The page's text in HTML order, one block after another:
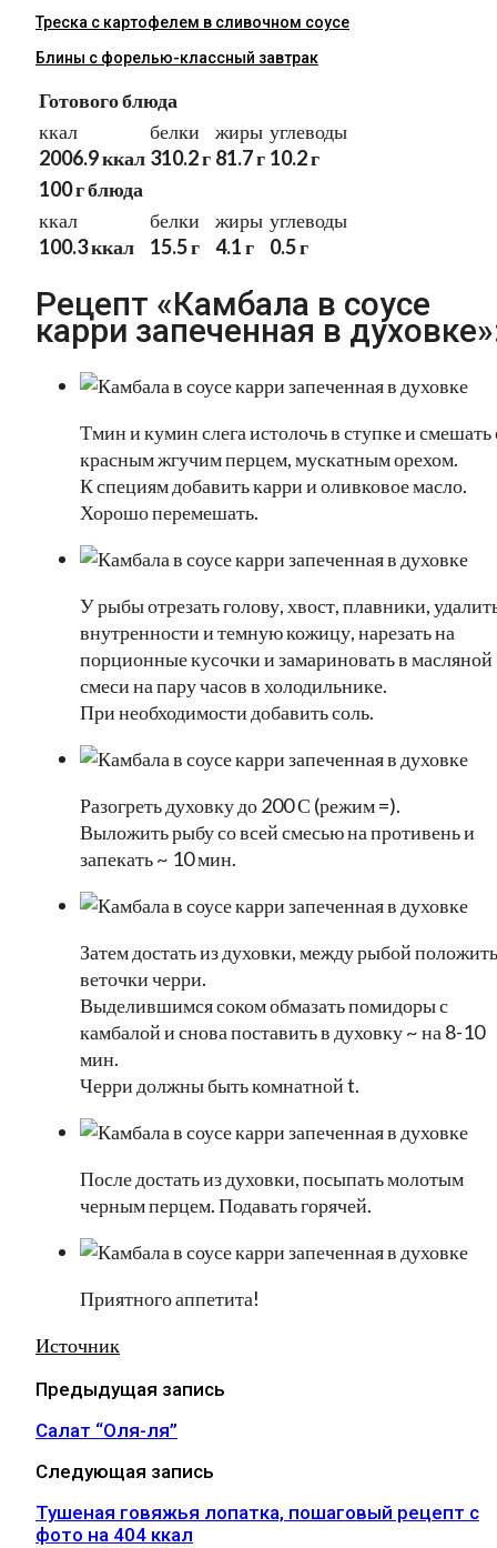
Треска с картофелем в сливочном соусе
Блины с форелью-классный завтрак
Готового блюда
ккал
2006.9 ккал
белки
310.2 г
жиры
81.7 г
углеводы
10.2 г
100 г блюда
ккал
100.3 ккал
белки
15.5 г
жиры
4.1 г
углеводы
0.5 г
Рецепт «Камбала в соусе
карри запеченная в
Тмин и кумин слега истолочь в ступке и смешать
красным жгучим перцем, мускатным орехом.
К специям добавить карри и оливковое масло.
Хорошо перемешать.
У рыбы отрезать голову, хвост, плавники,
внутренности и темную кожицу, нарезать на
порционные кусочки и замариновать в масляной
смеси на пару часов в холодильнике.
При необходимости добавить соль.
Разогреть духовку до 200 С (режим =).
Выложить рыбу со всей смесью на противень и
запекать ~ 10 мин.
Затем достать из духовки, между рыбой положить
веточки черри.
Выделившимся соком обмазать помидоры с
камбалой и снова поставить в духовку ~ на 8-10
мин.
Черри должны быть комнатной t.
После достать из духовки, посыпать молотым
черным перцем. Подавать горячей.
Приятного аппетита!
Источник
Предыдущая запись
Салат “Оля-ля”
Следующая запись
Тушеная говяжья лопатка, пошаговый рецепт с
фото на 404 ккал